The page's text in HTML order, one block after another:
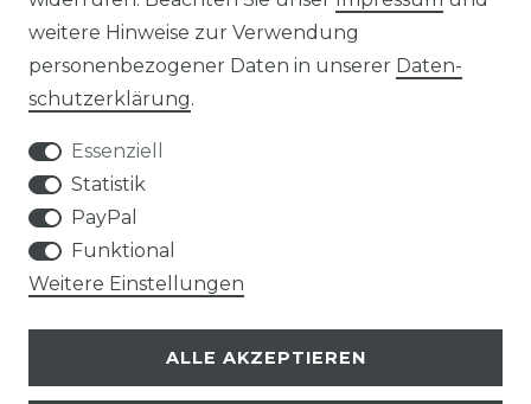
Kontakt
SERVICE
VERSANDKOSTEN
weitere Hinweise zur Verwendung
personenbezogener Daten in unserer Daten­
schutz­erklärung.
Essenziell
Statistik
PayPal
Funktional
Weitere Einstellungen
ALLE AKZEPTIEREN